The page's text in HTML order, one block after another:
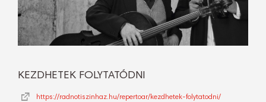
KEZDHETEK FOLYTATÓDNI
https://radnotiszinhaz.hu/repertoar/kezdhetek-folytatodni/